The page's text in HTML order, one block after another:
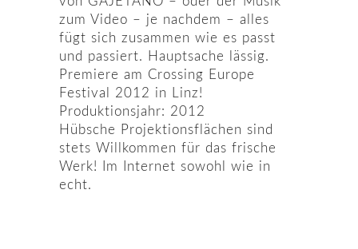
zum Video – je nachdem – alles
fügt sich zusammen wie es passt
und passiert. Hauptsache lässig.
Premiere am Crossing Europe
Festival 2012 in Linz!
Produktionsjahr: 2012
Hübsche Projektionsflächen sind
stets Willkommen für das frische
Werk! Im Internet sowohl wie in
echt.